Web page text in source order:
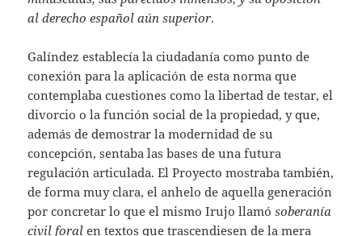
al derecho español aún superior.
Galíndez establecía la ciudadanía como punto de
conexión para la aplicación de esta norma que
contemplaba cuestiones como la libertad de testar, el
divorcio o la función social de la propiedad, y que,
además de demostrar la modernidad de su
concepción, sentaba las bases de una futura
regulación articulada. El Proyecto mostraba también,
de forma muy clara, el anhelo de aquella generación
por concretar lo que el mismo Irujo llamósoberanía
civil foral en textos que trascendiesen de la mera